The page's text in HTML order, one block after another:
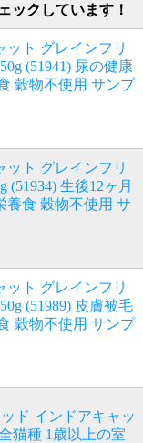
ックしています！
ット グレインフリ
(51941) 尿の健康
穀物不使用 サンプ
ット グレインフリ
(51934) 生後12ヶ月
養食 穀物不使用 サ
ット グレインフリ
(51989) 皮膚被毛
穀物不使用 サンプ
ド インドアキャッ
猫種 1歳以上の室